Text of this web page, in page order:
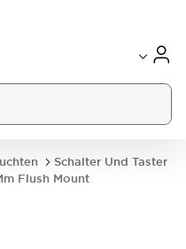
Schalter Und Taster
Flush Mount